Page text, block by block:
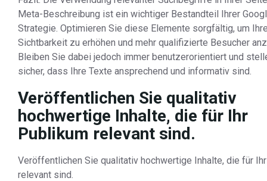
Meta-Beschreibung ist ein wichtiger Bestandteil Ihrer
Strategie. Optimieren Sie diese Elemente sorgfältig, um
Sichtbarkeit zu erhöhen und mehr qualifizierte Besucher
Bleiben Sie dabei jedoch immer benutzerorientiert und
sicher, dass Ihre Texte ansprechend und informativ sind.
Veröffentlichen Sie qualitativ
hochwertige Inhalte, die für Ihr
Publikum relevant sind.
Veröffentlichen Sie qualitativ hochwertige Inhalte, die für
relevant sind.